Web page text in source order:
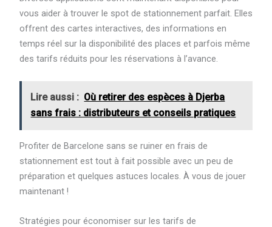
vous aider à trouver le spot de stationnement parfait. Elles
offrent des cartes interactives, des informations en
temps réel sur la disponibilité des places et parfois même
des tarifs réduits pour les réservations à l’avance.
Lire aussi : Où retirer des espèces à Djerba
sans frais : distributeurs et conseils pratiques
Profiter de Barcelone sans se ruiner en frais de
stationnement est tout à fait possible avec un peu de
préparation et quelques astuces locales. À vous de jouer
maintenant !
Stratégies pour économiser sur les tarifs de